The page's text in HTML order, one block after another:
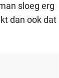
sloeg erg
dan ook dat